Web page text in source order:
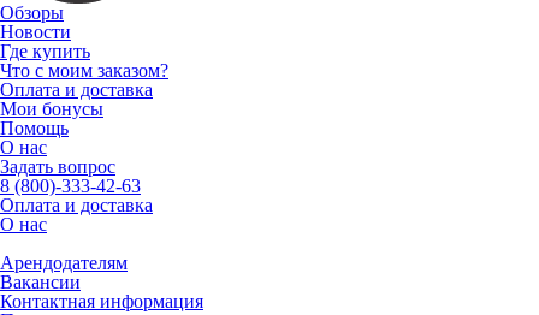
Обзоры
Новости
Где купить
Что с моим заказом?
Оплата и доставка
Мои бонусы
Помощь
О нас
Задать вопрос
8 (800)-333-42-63
Оплата и доставка
О нас
Арендодателям
Вакансии
Контактная информация